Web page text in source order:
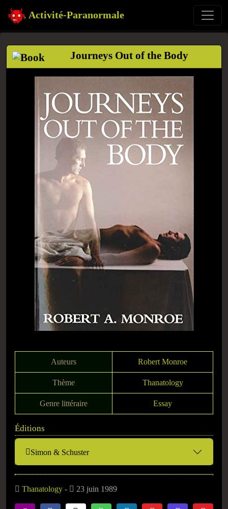
Activité-Paranormale
Journeys Out of the Body
Auteurs Robert Monroe
Thème Thanatology
Genre littéraire Essay
Éditions
Simon & Schuster
Thanatology - 23 juin 1989